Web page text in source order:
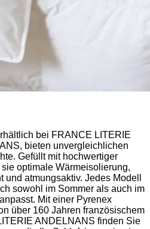
bei FRANCE LITERIE
bieten unvergleichlichen
Gefüllt mit hochwertiger
optimale Wärmeisolierung,
atmungsaktiv. Jedes Modell
sowohl im Sommer als auch im
Mit einer Pyrenex
über 160 Jahren französischem
ANDELNANS finden Sie